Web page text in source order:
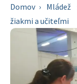
Domov › Mládež
žiakmi a učiteľmi